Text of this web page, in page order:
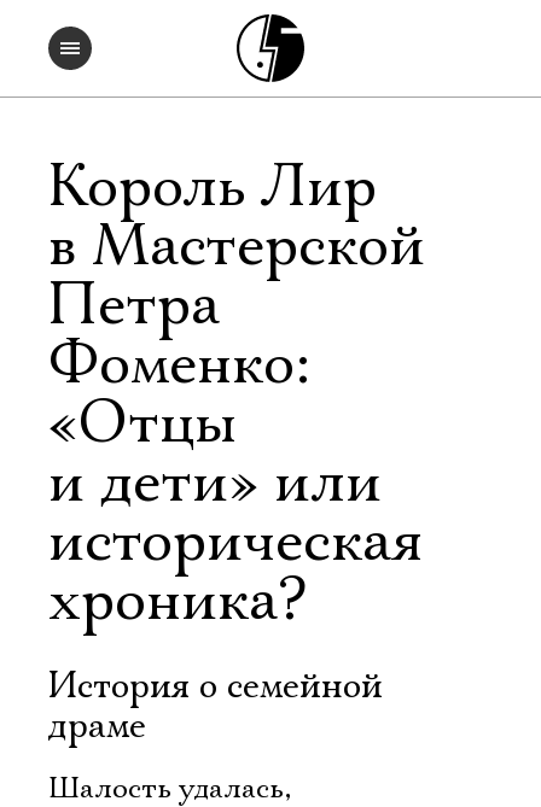
Король Лир
в Мастерской
Петра
Фоменко:
«Отцы
и дети» или
историческая
хроника?
История о семейной
драме
Шалость удалась,